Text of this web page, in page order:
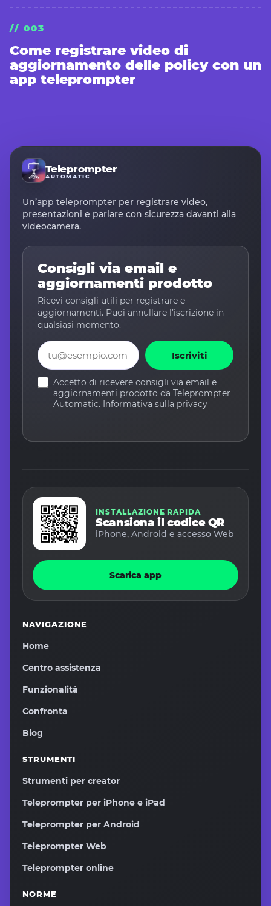
// 003
Come registrare video di
aggiornamento delle policy con un
app teleprompter
Teleprompter
AUTOMATIC
Un’app teleprompter per registrare video,
presentazioni e parlare con sicurezza davanti alla
videocamera.
Consigli via email e
aggiornamenti prodotto
Ricevi consigli utili per registrare e
aggiornamenti. Puoi annullare l’iscrizione in
qualsiasi momento.
Email
Iscriviti
Accetto di ricevere consigli via email e
aggiornamenti prodotto da Teleprompter
Automatic. Informativa sulla privacy
INSTALLAZIONE RAPIDA
Scansiona il codice QR
iPhone, Android e accesso Web
Scarica app
NAVIGAZIONE
Home
Centro assistenza
Funzionalità
Confronta
Blog
STRUMENTI
Strumenti per creator
Teleprompter per iPhone e iPad
Teleprompter per Android
Teleprompter Web
Teleprompter online
NORME